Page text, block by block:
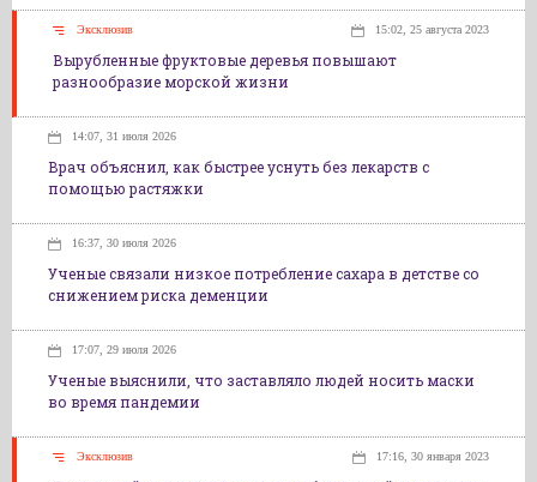
Эксклюзив 15:02, 25 августа 2023
Вырубленные фруктовые деревья повышают
разнообразие морской жизни
14:07, 31 июля 2026
Врач объяснил, как быстрее уснуть без лекарств с
помощью растяжки
16:37, 30 июля 2026
Ученые связали низкое потребление сахара в детстве со
снижением риска деменции
17:07, 29 июля 2026
Ученые выяснили, что заставляло людей носить маски
во время пандемии
Эксклюзив 17:16, 30 января 2023